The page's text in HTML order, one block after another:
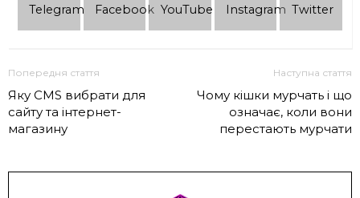
Telеgram Facebook YouTube Instagram Twitter
Попередня стаття
Яку CMS вибрати для
сайту та інтернет-
магазину
Наступна стаття
Чому кішки мурчать і що
означає, коли вони
перестають мурчати